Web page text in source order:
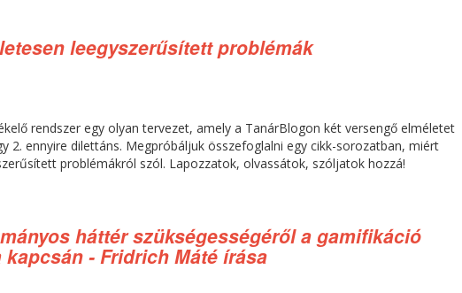
leegyszerűsített problémák
rendszer egy olyan tervezet, amely a TanárBlogon két versengő elméletet
2. ennyire dilettáns. Megpróbáljuk összefoglalni egy cikk-sorozatban, miért
problémákról szól. Lapozzatok, olvassátok, szóljatok hozzá!
háttér szükségességéről a gamifikáció
- Fridrich Máté írása